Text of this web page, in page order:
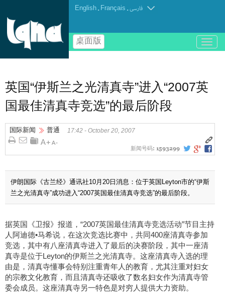
English . Français .فارسی
桌面版
باز
و
منو英国“伊斯兰之光清真寺”进入“2007英
国最佳清真寺竞选”的最后阶段
国际新闻 普通 17:42 - October 20, 2007
新闻号码: 1593299
伊朗国际《古兰经》通讯社10月20日消息：位于英国Leyton市的“伊斯
兰之光清真寺”成功进入“2007英国最佳清真寺竞选”的最后阶段。
据英国《卫报》报道，“2007英国最佳清真寺竞选活动”节目主持
人阿迪德•马希说，在这次竞选比赛中，共同400座清真寺参加
竞选，其中有八座清真寺进入了最后的决赛阶段，其中一座清
真寺是位于Leyton的伊斯兰之光清真寺。这座清真寺入选的理
由是，清真寺懂事会特别注重青年人的教育，尤其注重对妇女
的宗教文化教育，而且清真寺还吸收了数名妇女作为清真寺管
委会成员。这座清真寺另一特色是对穷人提供大力资助。